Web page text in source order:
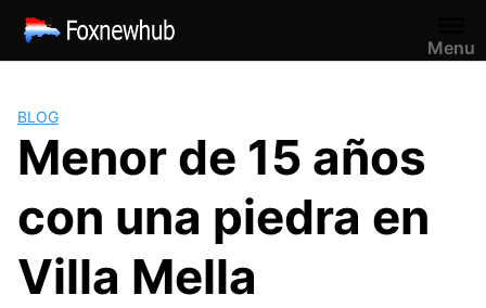
Saltar
contenido
Menu
BLOG
Menor de 15 años
con una piedra en
Villa Mella